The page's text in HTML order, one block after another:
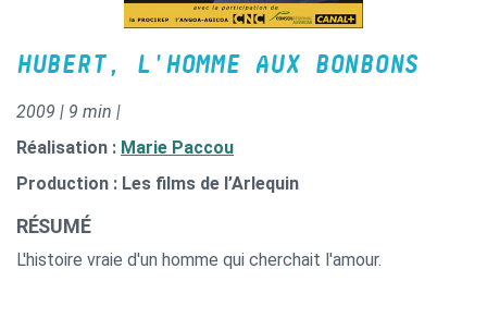
HUBERT, L'HOMME AUX BONBONS
2009 | 9 min |
Réalisation : Marie Paccou
Production : Les films de l’Arlequin
RÉSUMÉ
L'histoire vraie d'un homme qui cherchait l'amour.